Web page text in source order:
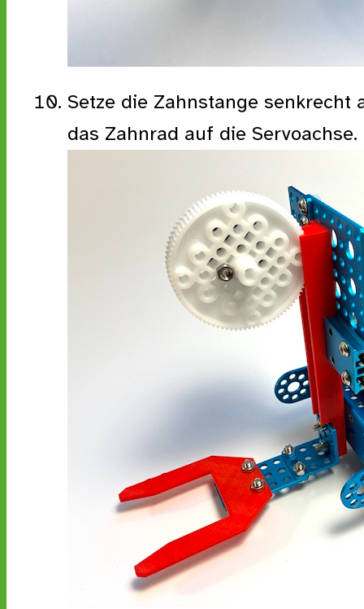
Setze die Zahnstange
das Zahnrad auf die Servoachse.